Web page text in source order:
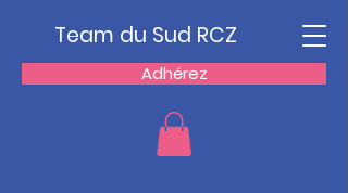
Adhérez
Team du Sud RCZ